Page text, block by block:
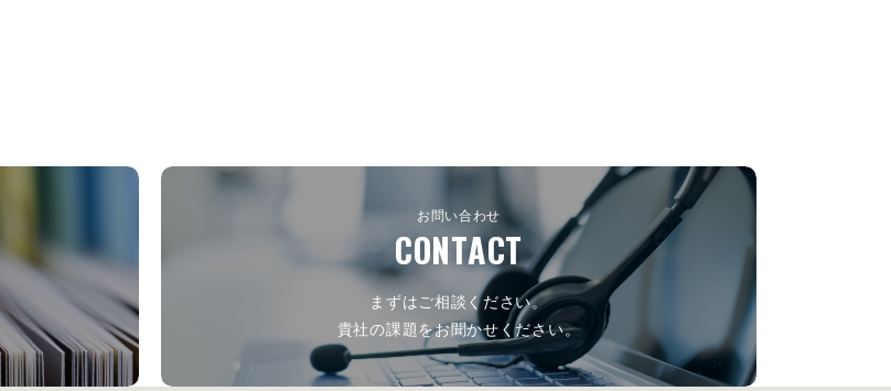
お問い合わせ
CONTACT
まずはご相談ください。
貴社の課題をお聞かせください。